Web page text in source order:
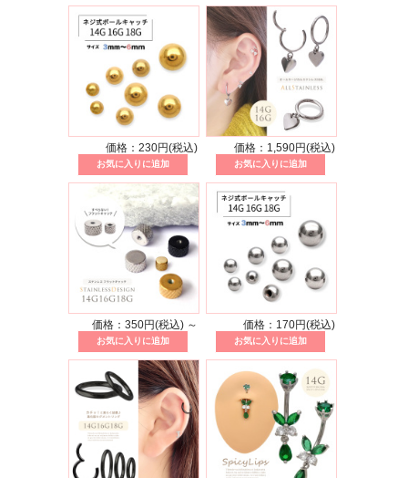
価格：230円(税込) 価格：1,590円(税込)
価格：350円(税込) ～ 価格：170円(税込)